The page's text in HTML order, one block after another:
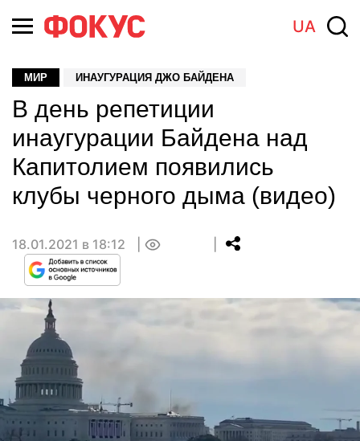
UA
МИР ИНАУГУРАЦИЯ ДЖО БАЙДЕНА
В день репетиции
инаугурации Байдена над
Капитолием появились
клубы черного дыма (видео)
18.01.2021 в 18:12